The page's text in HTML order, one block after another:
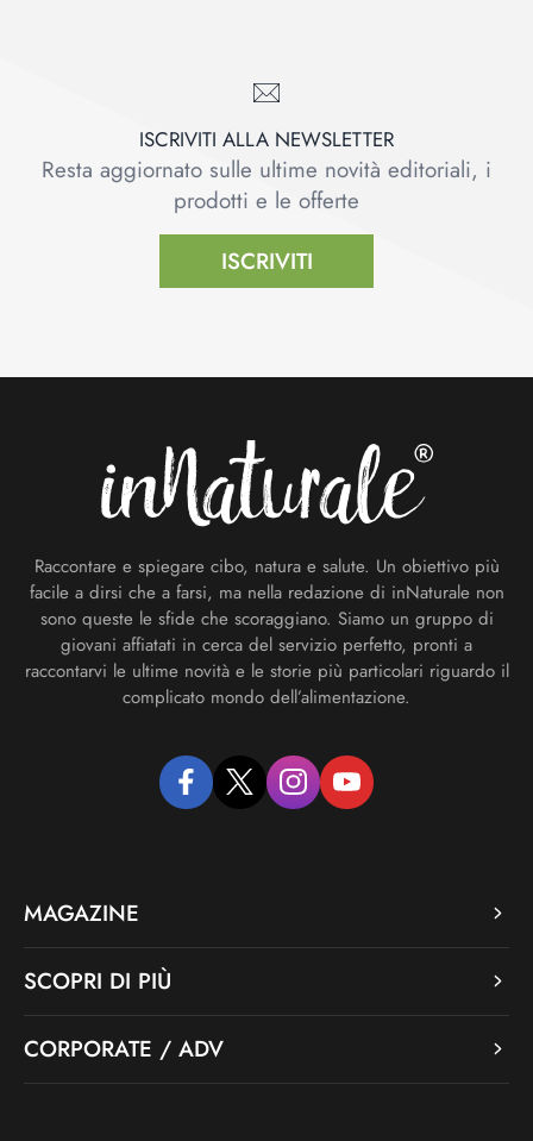
ISCRIVITI ALLA NEWSLETTER
Resta aggiornato sulle ultime novità editoriali, i
prodotti e le offerte
ISCRIVITI
Raccontare e spiegare cibo, natura e salute. Un obiettivo più
facile a dirsi che a farsi, ma nella redazione di inNaturale non
sono queste le sfide che scoraggiano. Siamo un gruppo di
giovani affiatati in cerca del servizio perfetto, pronti a
raccontarvi le ultime novità e le storie più particolari riguardo il
complicato mondo dell’alimentazione.
facebooktwitter instagramyoutube
MAGAZINE
SCOPRI DI PIÙ
CORPORATE / ADV